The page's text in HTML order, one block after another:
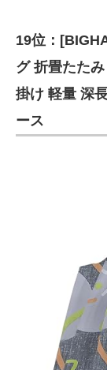
19位：
グ 折畳たた
掛け 軽量 深
ース